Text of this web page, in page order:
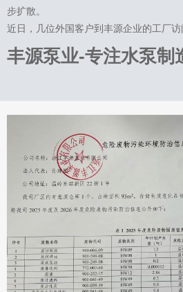
步扩散。
近日，几位外国客户到丰源企业的工厂
同。经过多个项目的考察，客户对于浙
强大的企业实力表示认可。
生产线，产品质量有保障。客户还当场
前进的脚步未曾停止，丰源泵业将不断
生产技术，不断扩大自己的贸易范围，借
托“互联网+水泵+铸造”创新营销模式，
备，在世界的舞台上绽放异彩。
丰源泵业-专注水泵制